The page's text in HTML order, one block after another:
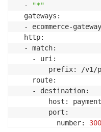
  -
"*"
  gateways:
  - ecommerce-gateway
  http:
  - match:
    - uri:
prefix: /v1/
    route:
    - destination:
host:
        port:
          number: